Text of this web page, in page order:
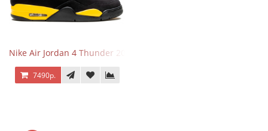
Nike Air Jordan 4 Thunder 2023
7490р.